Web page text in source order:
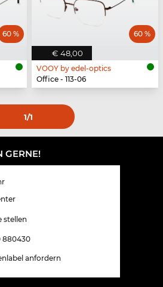
60 %
€ 48,00
60 %
VOOY by edel-optics
Office - 113-06
1/1
GERNE!
stellen
880430
anfordern